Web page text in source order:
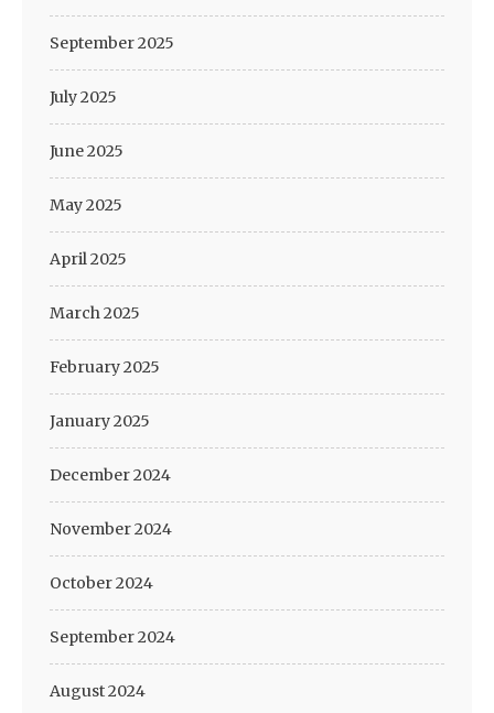
September 2025
July 2025
June 2025
May 2025
April 2025
March 2025
February 2025
January 2025
December 2024
November 2024
October 2024
September 2024
August 2024